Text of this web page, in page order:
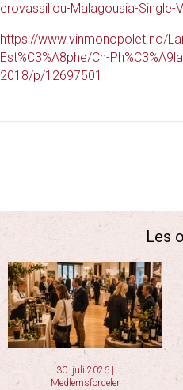
erovassiliou-Malagousia-Single-
https://www.vinmonopolet.no/
Est%C3%A8phe/Ch-
2018/p/12697501
Les
30. juli 2026
Medlemsfordeler